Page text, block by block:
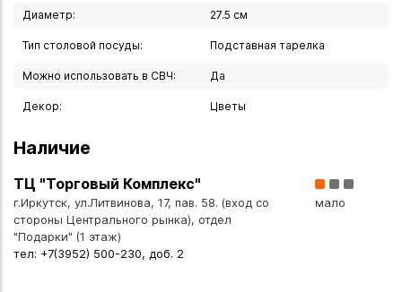
Диаметр: 27.5 см
Тип столовой посуды: Подставная тарелка
Можно использовать в СВЧ: Да
Декор: Цветы
Наличие
ТЦ "Торговый Комплекс"
г.Иркутск, ул.Литвинова, 17, пав. 58. (вход со
стороны Центрального рынка), отдел
"Подарки" (1 этаж)
тел: +7(3952) 500-230, доб. 2
мало